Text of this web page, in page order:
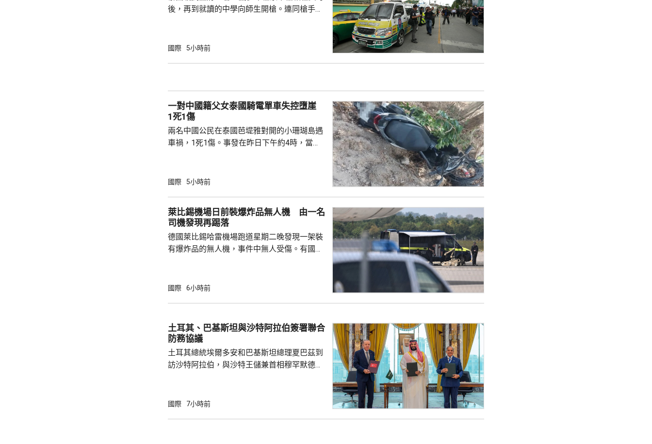
後，再到就讀的中學向師生開槍。連同槍手在
當地警方指，槍手早上先在家中，用祖父的9
手槍換子彈。校方事後疏散學生，警方圍封校
園，共檢獲34發子彈和2個備...
國際 5小時前
一對中國籍父女泰國騎電單車失控墮崖
1死1傷
兩名中國公民在泰國芭堤雅對開的小珊瑚島遇
車禍，1死1傷。事發在昨日下午約4時，當地
歲父親當場死亡，年約30歲的女兒受傷送院救
後，已聯繫辦案警局及醫院，要求積極救治傷
者，妥善保存死者遺體。使館已聯繫死者在國
內的親屬，將為家屬在泰國善後提...
國際 5小時前
萊比錫機場日前裝爆炸品無人機 由一名
司機發現再踢落
德國萊比錫哈雷機場跑道星期二晚發現一架裝
有爆炸品的無人機，事件中無人受傷。有國會
容司機行為大膽及勇敢，亦非常危險，但就因
當局。 報道指，涉事無人機在一架烏克蘭安東
諾夫運輸機附近被發現，檢察官已展開反恐調
國際 6小時前
土耳其、巴基斯坦與沙特阿拉伯簽署聯合
防務協議
土耳其總統埃爾多安和巴基斯坦總理夏巴茲到
訪沙特阿拉伯，與沙特王儲兼首相穆罕默德在
任何一國遭受武裝攻擊，都會被視為對三國的
國際 7小時前